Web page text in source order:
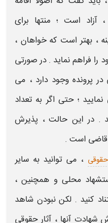
آزاد است ؛ منتها برای
، بهتر است که خواهان ،
را فراهم نماید . در صورتی
پرونده وجود دارد ، می
؛ حتی اگر به تعداد
. در این حالت ، پذیرش
قاضی است .
، می توانید به سایر
محلی و همچنین ،
کنید . لکننبودن شاهد
شهادت آنها ، آثار حقوقی